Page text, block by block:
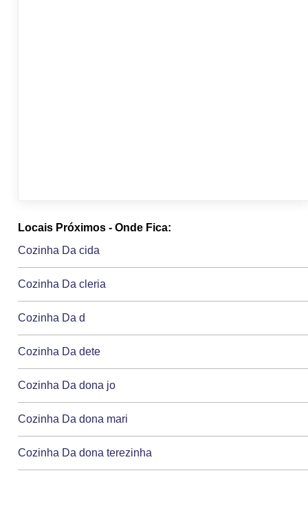
Locais Próximos - Onde Fica:
Cozinha Da cida
Cozinha Da cleria
Cozinha Da d
Cozinha Da dete
Cozinha Da dona jo
Cozinha Da dona mari
Cozinha Da dona terezinha